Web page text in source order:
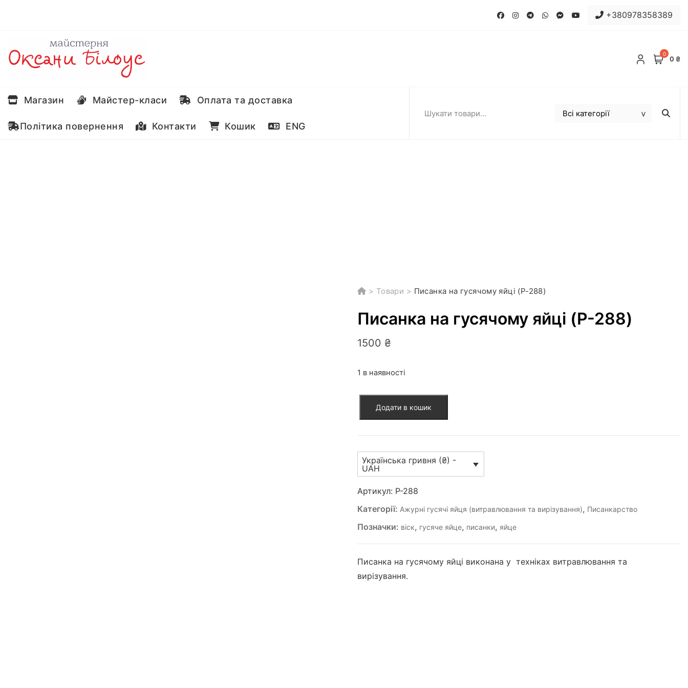
+380978358389
0
0 ₴
Магазин Майстер-класи Оплата та доставка
Політика повернення Контакти Кошик ENG
> Товари > Писанка на гусячому яйці (P-288)
Писанка на гусячому яйці (P-288)
1500 ₴
1 в наявності
яйці
(P-
288)
кількість
Додати в кошик
Українська гривня (₴) -
UAH
Артикул: P-288
Категорії: Ажурні гусячі яйця (витравлювання та вирізування), Писанкарство
Позначки: віск, гусяче яйце, писанки, яйце
Писанка на гусячому яйці виконана у техніках витравлювання та
вирізування.